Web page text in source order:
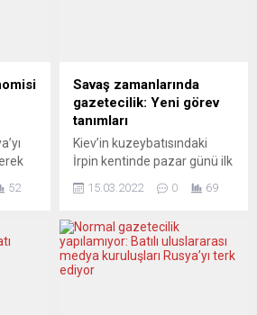
–
Ukrayna savaşından önce
zaten yüksek olan enerji
fiyatları daha da artarken,
başlıca üreticileri olduğu...
52
Savaş zamanlarında
gazetecilik: Yeni görev
tanımları
Kiev’in kuzeybatısındaki
İrpin kentinde pazar günü ilk
kez yabancı bir gazeteci
öldürüldü. 50 yaşındaki
Renaud otomobiline açılan
ateş sonucu hayatını
kaybederken, bir
15.03.2022 0 69